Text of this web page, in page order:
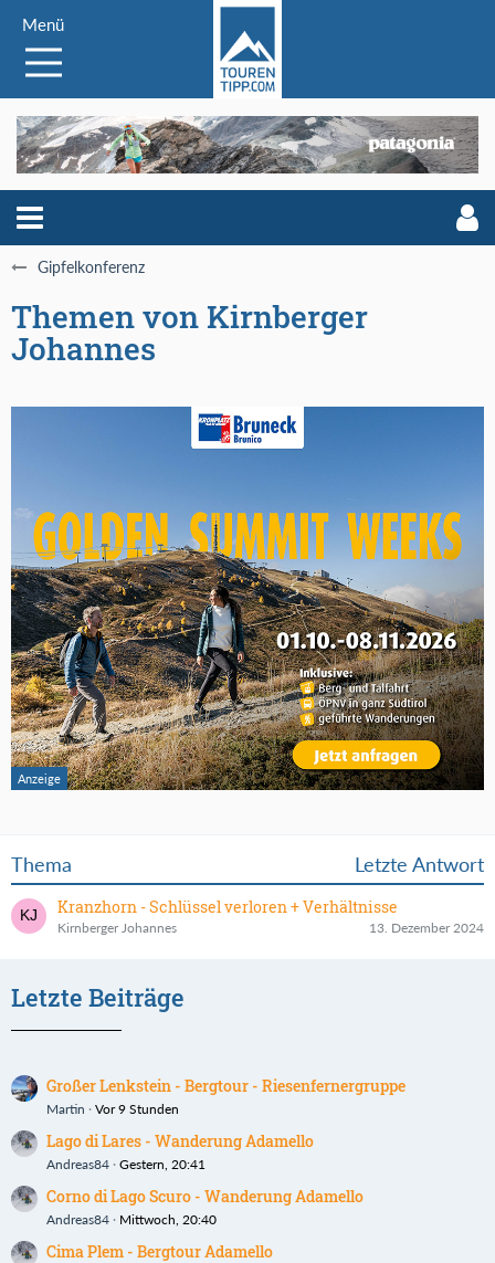
Menü
Gipfelkonferenz
Themen von Kirnberger
Johannes
Thema Letzte Antwort
Kranzhorn - Schlüssel verloren + Verhältnisse
Kirnberger Johannes 13. Dezember 2024
Letzte Beiträge
Großer Lenkstein - Bergtour - Riesenfernergruppe
Martin Vor 9 Stunden
Lago di Lares - Wanderung Adamello
Andreas84 Gestern, 20:41
Corno di Lago Scuro - Wanderung Adamello
Andreas84 Mittwoch, 20:40
Cima Plem - Bergtour Adamello